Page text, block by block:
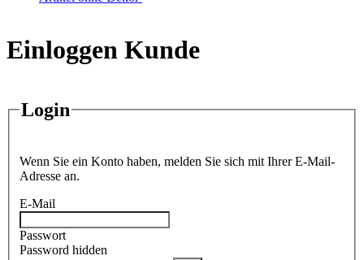
Einloggen Kunde
Login
Wenn Sie ein Konto haben, melden Sie sich mit Ihrer E-Mail-
Adresse an.
E-Mail
Passwort
Password hidden